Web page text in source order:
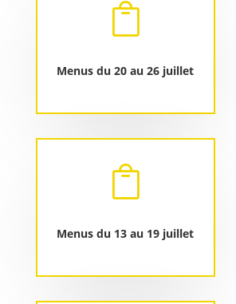

Menus du 20 au 26 juillet

Menus du 13 au 19 juillet